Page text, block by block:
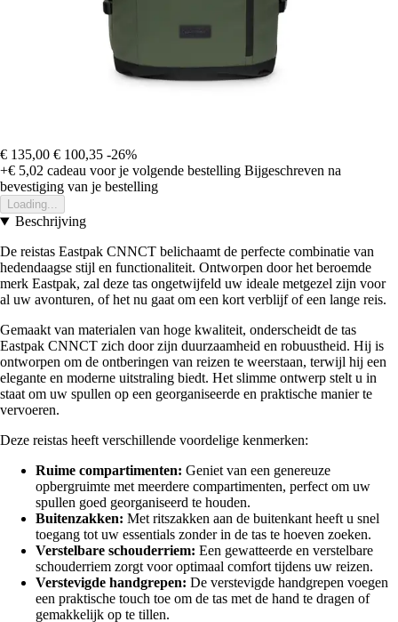
€ 135,00 € 100,35 -26%
+€ 5,02 cadeau voor je volgende bestelling Bijgeschreven na
bevestiging van je bestelling
Loading...
Beschrijving
De reistas Eastpak CNNCT belichaamt de perfecte combinatie van
hedendaagse stijl en functionaliteit. Ontworpen door het beroemde
merk Eastpak, zal deze tas ongetwijfeld uw ideale metgezel zijn voor
al uw avonturen, of het nu gaat om een kort verblijf of een lange reis.
Gemaakt van materialen van hoge kwaliteit, onderscheidt de tas
Eastpak CNNCT zich door zijn duurzaamheid en robuustheid. Hij is
ontworpen om de ontberingen van reizen te weerstaan, terwijl hij een
elegante en moderne uitstraling biedt. Het slimme ontwerp stelt u in
staat om uw spullen op een georganiseerde en praktische manier te
vervoeren.
Deze reistas heeft verschillende voordelige kenmerken:
Ruime compartimenten: Geniet van een genereuze
opbergruimte met meerdere compartimenten, perfect om uw
spullen goed georganiseerd te houden.
Buitenzakken: Met ritszakken aan de buitenkant heeft u snel
toegang tot uw essentials zonder in de tas te hoeven zoeken.
Verstelbare schouderriem: Een gewatteerde en verstelbare
schouderriem zorgt voor optimaal comfort tijdens uw reizen.
Verstevigde handgrepen: De verstevigde handgrepen voegen
een praktische touch toe om de tas met de hand te dragen of
gemakkelijk op te tillen.